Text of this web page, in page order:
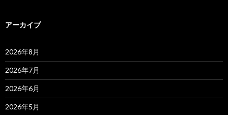
アーカイブ
2026年8月
2026年7月
2026年6月
2026年5月